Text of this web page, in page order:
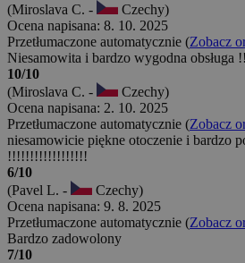
(Miroslava C. -
Czechy)
Ocena napisana: 8. 10. 2025
Przetłumaczone automatycznie (Zobacz
Niesamowita i bardzo wygodna
10/10
(Miroslava C. -
Czechy)
Ocena napisana: 2. 10. 2025
Przetłumaczone automatycznie (Zobacz
niesamowicie piękne otoczenie i bardzo
!!!!!!!!!!!!!!!!!!
6/10
(Pavel L. -
Czechy)
Ocena napisana: 9. 8. 2025
Przetłumaczone automatycznie (Zobacz
Bardzo zadowolony
7/10